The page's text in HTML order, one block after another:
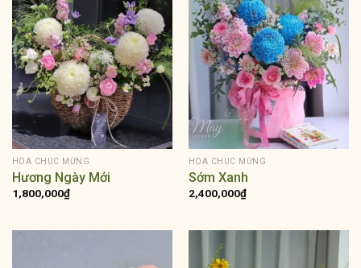
HOA CHÚC MỪNG
Hương Ngày Mới
1,800,000₫
HOA CHÚC MỪNG
Sớm Xanh
2,400,000₫